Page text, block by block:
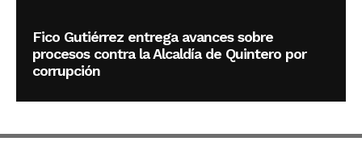
Fico Gutiérrez entrega avances sobre
procesos contra la Alcaldía de Quintero por
corrupción